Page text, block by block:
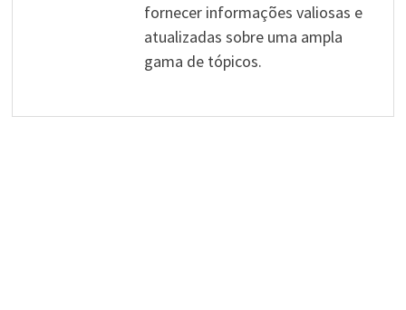
fornecer informações valiosas e
atualizadas sobre uma ampla
gama de tópicos.